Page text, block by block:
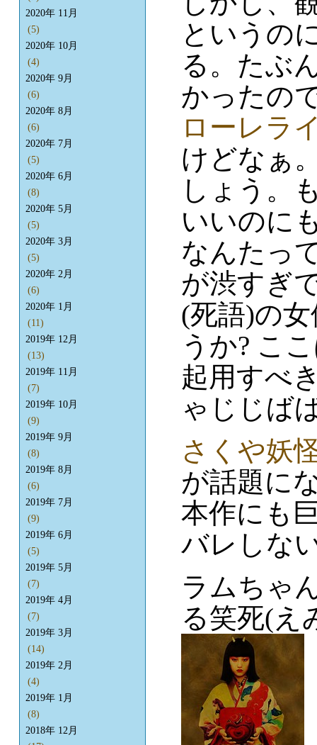
というの
る。たぶ
かったの
ローレラ
けどなぁ
しょう。
いいのに
なんたっ
が渋すぎ
(死語)の
うか? こ
起用すべ
ゃじじば
さくや妖
が話題に
本作にも
バレしな
ラムちゃ
る笑死(え
2020年 11月
(5)
2020年 10月
(4)
2020年 9月
(6)
2020年 8月
(6)
2020年 7月
(5)
2020年 6月
(8)
2020年 5月
(5)
2020年 3月
(5)
2020年 2月
(6)
2020年 1月
(11)
2019年 12月
(13)
2019年 11月
(7)
2019年 10月
(9)
2019年 9月
(8)
2019年 8月
(6)
2019年 7月
(9)
2019年 6月
(5)
2019年 5月
(7)
2019年 4月
(7)
2019年 3月
(14)
2019年 2月
(4)
2019年 1月
(8)
2018年 12月